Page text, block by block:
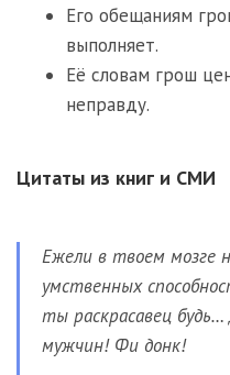
Его обещаниям
выполняет.
Её словам грош
неправду.
Цитаты из книг и СМИ
Ежели в твоем мозге
умственных
ты раскрасавец
мужчин! Фи донк!